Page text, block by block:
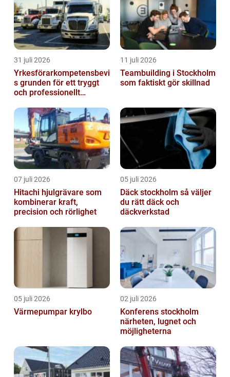
31 juli 2026
Yrkesförarkompetensbevi
s grunden för ett tryggt
och professionellt
11 juli 2026
Teambuilding i Stockholm
som faktiskt gör skillnad
07 juli 2026
Hitachi hjulgrävare som
kombinerar kraft,
precision och rörlighet
05 juli 2026
Däck stockholm så väljer
du rätt däck och
däckverkstad
05 juli 2026
Värmepumpar krylbo
02 juli 2026
Konferens stockholm
närheten, lugnet och
möjligheterna